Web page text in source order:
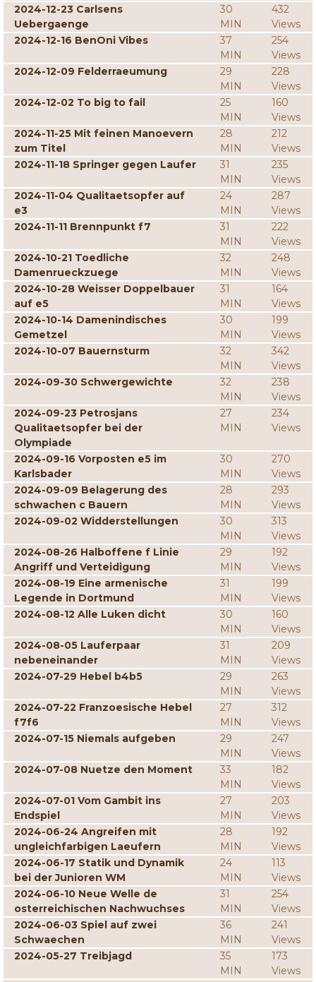
2024-12-23 Carlsens
Uebergaenge
30
MIN
432
Views
2024-12-16 BenOni Vibes
37
MIN
254
Views
2024-12-09 Felderraeumung
29
MIN
228
Views
2024-12-02 To big to fail
25
MIN
160
Views
2024-11-25 Mit feinen Manoevern
zum Titel
28
MIN
212
Views
2024-11-18 Springer gegen Laufer
31
MIN
235
Views
2024-11-04 Qualitaetsopfer auf
e3
24
MIN
287
Views
2024-11-11 Brennpunkt f7
31
MIN
222
Views
2024-10-21 Toedliche
Damenrueckzuege
32
MIN
248
Views
2024-10-28 Weisser Doppelbauer
auf e5
31
MIN
164
Views
2024-10-14 Damenindisches
Gemetzel
30
MIN
199
Views
2024-10-07 Bauernsturm
32
MIN
342
Views
2024-09-30 Schwergewichte
32
MIN
238
Views
2024-09-23 Petrosjans
Qualitaetsopfer bei der
Olympiade
27
MIN
234
Views
2024-09-16 Vorposten e5 im
Karlsbader
30
MIN
270
Views
2024-09-09 Belagerung des
schwachen c Bauern
28
MIN
293
Views
2024-09-02 Widderstellungen
30
MIN
313
Views
2024-08-26 Halboffene f Linie
Angriff und Verteidigung
29
MIN
192
Views
2024-08-19 Eine armenische
Legende in Dortmund
31
MIN
199
Views
2024-08-12 Alle Luken dicht
30
MIN
160
Views
2024-08-05 Lauferpaar
nebeneinander
31
MIN
209
Views
2024-07-29 Hebel b4b5
29
MIN
263
Views
2024-07-22 Franzoesische Hebel
f7f6
27
MIN
312
Views
2024-07-15 Niemals aufgeben
29
MIN
247
Views
2024-07-08 Nuetze den Moment
33
MIN
182
Views
2024-07-01 Vom Gambit ins
Endspiel
27
MIN
203
Views
2024-06-24 Angreifen mit
ungleichfarbigen Laeufern
28
MIN
192
Views
2024-06-17 Statik und Dynamik
bei der Junioren WM
24
MIN
113
Views
2024-06-10 Neue Welle de
osterreichischen Nachwuchses
31
MIN
254
Views
2024-06-03 Spiel auf zwei
Schwaechen
36
MIN
241
Views
2024-05-27 Treibjagd
35
MIN
173
Views